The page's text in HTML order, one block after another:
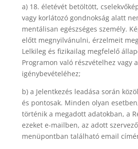
a) 18. életévét betöltött,
vagy korlátozó gondnokság alatt
mentálisan egészséges személy.
előtt megnyilvánulni, érzelmeit
Lelkileg és fizikailag megfelelő
Programon való részvételhez vagy
igénybevételéhez;
b) a Jelentkezés leadása során
és pontosak. Minden olyan
történik a megadott adatokban, a
ezeket e-mailben, az adott
menüpontban található email